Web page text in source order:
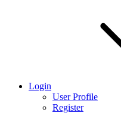
Login
User Profile
Register